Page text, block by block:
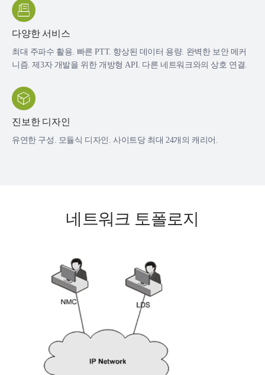
다양한 서비스
최대 주파수 활용. 빠른 PTT. 향상된 데이터 용량. 완벽한 보안 메커
니즘. 제3자 개발을 위한 개방형 API. 다른 네트워크와의 상호 연결.
진보한 디자인
유연한 구성. 모듈식 디자인. 사이트당 최대 24개의 캐리어.
네트워크 토폴로지